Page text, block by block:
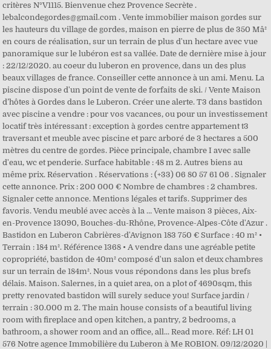
critères N°V1115. Bienvenue chez Provence Secrète .
lebalcondegordes@gmail.com . Vente immobilier maison gordes sur
les hauteurs du village de gordes, maison en pierre de plus de 350 Mâ²
en cours de réalisation, sur un terrain de plus d'un hectare avec vue
panoramique sur le lubéron est sa vallée. Date de dernière mise à jour
: 22/12/2020. au coeur du luberon en provence, dans un des plus
beaux villages de france. Conseiller cette annonce à un ami. Menu. La
piscine dispose d'un point de vente de forfaits de ski. / Vente Maison
d’hôtes à Gordes dans le Luberon. Créer une alerte. T3 dans bastidon
avec piscine a vendre : pour vos vacances, ou pour un investissement
locatif très intéressant : exception à gordes centre appartement t3
traversant et meuble avec piscine et parc arboré de 3 hectares a 500
mètres du centre de gordes. Pièce principale, chambre I avec salle
d'eau, wc et penderie. Surface habitable : 48 m 2. Autres biens au
même prix. Réservation . Réservations : (+33) 06 80 57 61 06 . Signaler
cette annonce. Prix : 200 000 € Nombre de chambres : 2 chambres.
Signaler cette annonce. Mentions légales et tarifs. Supprimer des
favoris. Vendu meublé avec accès à la … Vente maison 3 pièces, Aix-
en-Provence 13090, Bouches-du-Rhône, Provence-Alpes-Côte d'Azur .
Bastidon en Luberon Cabrières-d'Avignon 183 750 € Surface : 40 m² •
Terrain : 184 m². Référence 1368 • A vendre dans une agréable petite
copropriété, bastidon de 40m² composé d'un salon et deux chambres
sur un terrain de 184m². Nous vous répondons dans les plus brefs
délais. Maison. Salernes, in a quiet area, on a plot of 4690sqm, this
pretty renovated bastidon will surely seduce you! Surface jardin /
terrain : 30.000 m 2. The main house consists of a beautiful living
room with fireplace and open kitchen, a pantry, 2 bedrooms, a
bathroom, a shower room and an office, all... Read more. Réf: LH 01
576 Notre agence Immobilière du Luberon à Me ROBION. 09/12/2020 |